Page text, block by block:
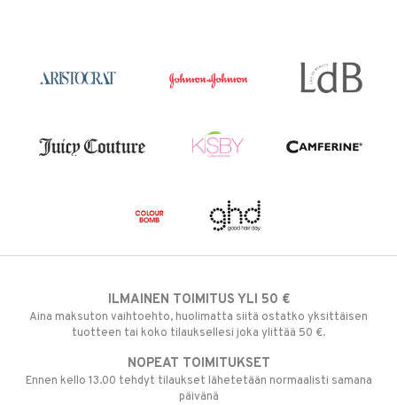
ILMAINEN TOIMITUS YLI 50 €
Aina maksuton vaihtoehto, huolimatta siitä ostatko yksittäisen
tuotteen tai koko tilauksellesi joka ylittää 50 €.
NOPEAT TOIMITUKSET
Ennen kello 13.00 tehdyt tilaukset lähetetään normaalisti samana
päivänä